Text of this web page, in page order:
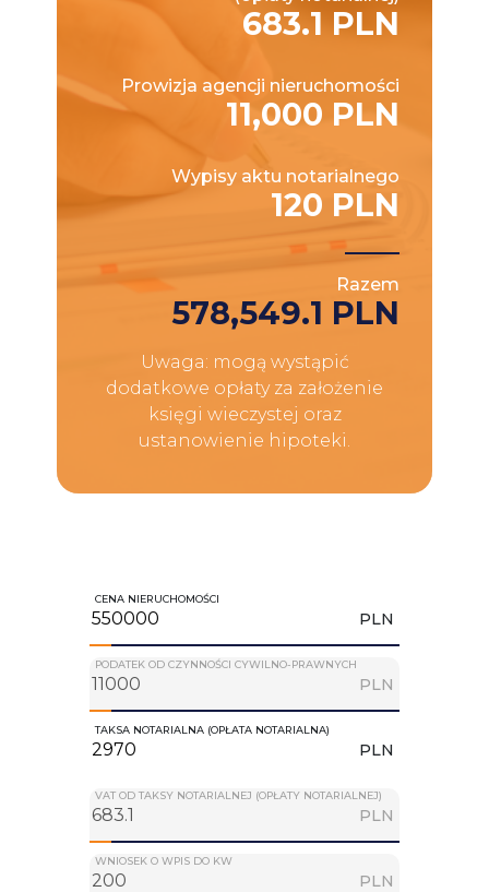
683.1 PLN
Prowizja agencji nieruchomości
11,000 PLN
Wypisy aktu notarialnego
120 PLN
Razem
578,549.1 PLN
Uwaga: mogą wystąpić
dodatkowe opłaty za założenie
księgi wieczystej oraz
ustanowienie hipoteki.
CENA NIERUCHOMOŚCI
PLN
PODATEK OD CZYNNOŚCI CYWILNO-PRAWNYCH
PLN
TAKSA NOTARIALNA (OPŁATA NOTARIALNA)
PLN
VAT OD TAKSY NOTARIALNEJ (OPŁATY NOTARIALNEJ)
PLN
WNIOSEK O WPIS DO KW
PLN